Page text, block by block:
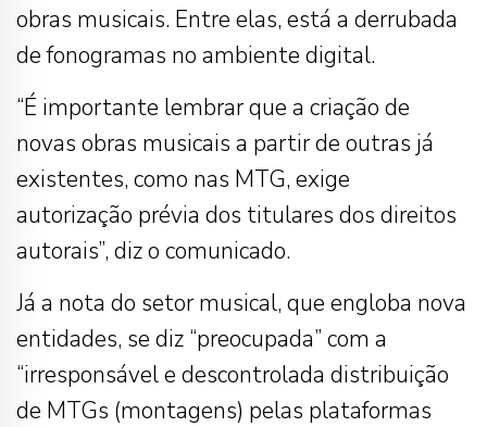
obras musicais. Entre elas, está a derrubada
de fonogramas no ambiente digital.
“É importante lembrar que a criação de
novas obras musicais a partir de outras já
existentes, como nas MTG, exige
autorização prévia dos titulares dos direitos
autorais”, diz o comunicado.
Já a nota do setor musical, que engloba nova
entidades, se diz “preocupada” com a
“irresponsável e descontrolada distribuição
de MTGs (montagens) pelas plataformas